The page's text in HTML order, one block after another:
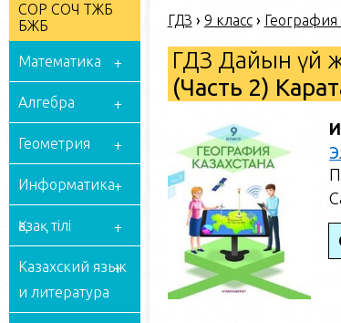
СОР СОЧ ТЖБ
БЖБ
Математика
Алгебра
Геометрия
Информатика
Қазақ тілі
Казахский язык
и литература
ГДЗ › 9 класс› География
ГДЗ Дайын үй
(Часть 2)